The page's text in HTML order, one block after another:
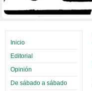
Inicio
Editorial
Opinión
De sábado a sábado